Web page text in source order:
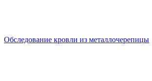
Обследование кровли из металлочерепицы